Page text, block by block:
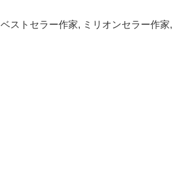
ベストセラー作家, ミリオンセラー作家,